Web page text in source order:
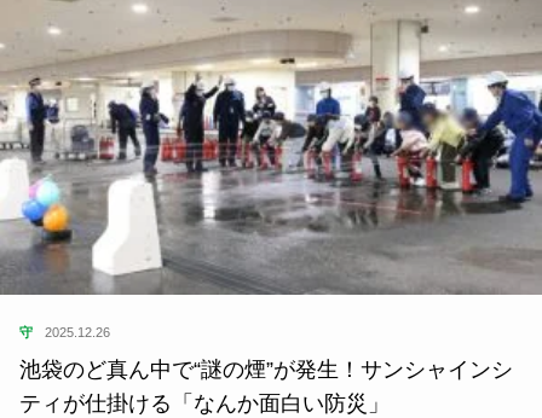
守 2025.12.26
池袋のど真ん中で“謎の煙”が発生！サンシャインシ
ティが仕掛ける「なんか面白い防災」